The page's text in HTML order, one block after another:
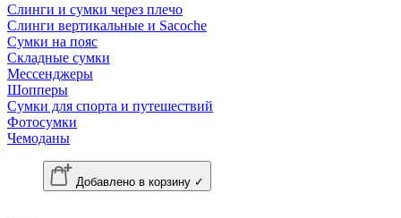
Слинги и сумки через плечо
Слинги вертикальные и Sacoche
Сумки на пояс
Складные сумки
Мессенджеры
Шопперы
Сумки для спорта и путешествий
Фотосумки
Чемоданы
Добавлено в корзину ✓